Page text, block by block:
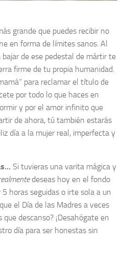
grande que puedes recibir no
en forma de límites sanos. Al
de ese pedestal de mártir te
firme de tu propia humanidad.
para reclamar el título de
por todo lo que haces en
y por el amor infinito que
de ahora, tú también estarás
día a la mujer real, imperfecta y
Si tuvieras una varita mágica y
deseas hoy en el fondo
horas seguidas o irte sola a un
el Día de las Madres a veces
descanso? ¡Desahógate en
día para ser honestas sin